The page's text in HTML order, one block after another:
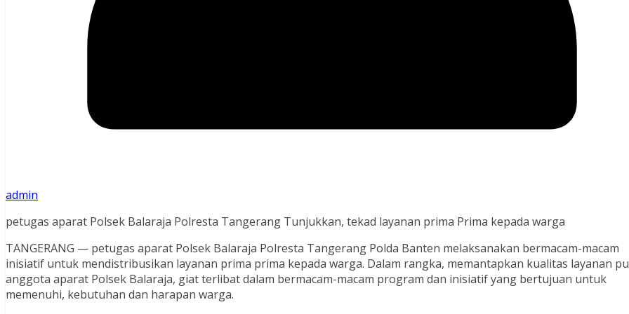
admin
petugas aparat Polsek Balaraja Polresta Tangerang Tunjukkan, tekad layanan prima Prima kepada warga
TANGERANG — petugas aparat Polsek Balaraja Polresta Tangerang Polda Banten melaksanakan bermacam-macam
inisiatif untuk mendistribusikan layanan prima prima kepada warga. Dalam rangka, memantapkan kualitas layanan
anggota aparat Polsek Balaraja, giat terlibat dalam bermacam-macam program dan inisiatif yang bertujuan untuk
memenuhi, kebutuhan dan harapan warga.